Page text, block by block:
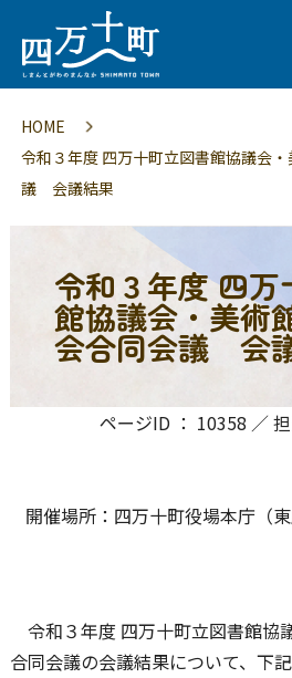
HOME
令和３年度 四万十町立図書館協議会
議 会議結果
令和３年度 四万
館協議会・美術
会合同会議 会
ページID ： 10358 ／
開催場所：四万十町役場本庁（
令和３年度 四万十町立図書館協
合同会議の会議結果について、下